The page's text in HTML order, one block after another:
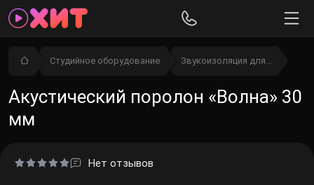
Студийное оборудование Звукоизоляция для...
Акустический поролон «Волна» 30
мм
Нет отзывов